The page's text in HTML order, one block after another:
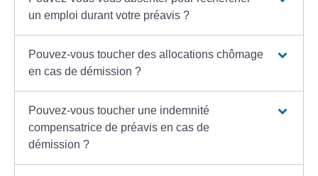
un emploi durant votre préavis ?
Pouvez-vous toucher des allocations chômage
en cas de démission ?
Pouvez-vous toucher une indemnité
compensatrice de préavis en cas de
démission ?